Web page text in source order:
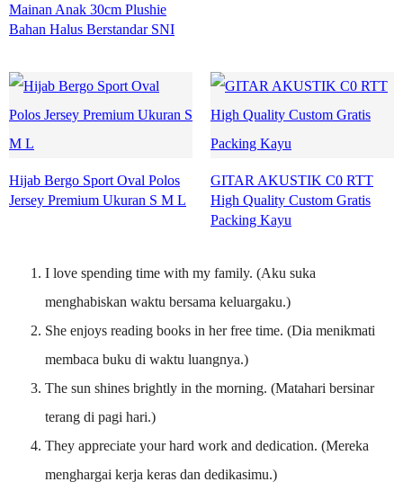
Mainan Anak 30cm Plushie
Bahan Halus Berstandar SNI
Hijab Bergo Sport Oval Polos
Jersey Premium Ukuran S M L
GITAR AKUSTIK C0 RTT
High Quality Custom Gratis
Packing Kayu
I love spending time with my family. (Aku suka
menghabiskan waktu bersama keluargaku.)
She enjoys reading books in her free time. (Dia menikmati
membaca buku di waktu luangnya.)
The sun shines brightly in the morning. (Matahari bersinar
terang di pagi hari.)
They appreciate your hard work and dedication. (Mereka
menghargai kerja keras dan dedikasimu.)